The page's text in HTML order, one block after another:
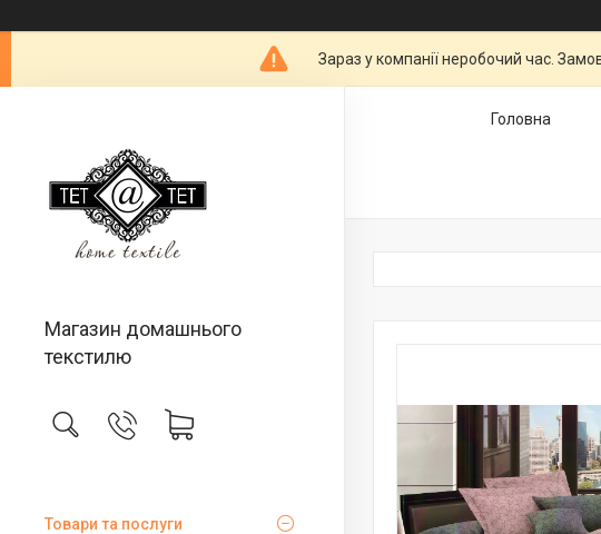
Зараз у компанії неробочий час.
Магазин домашнього
текстилю
Товари та послуги
Головна